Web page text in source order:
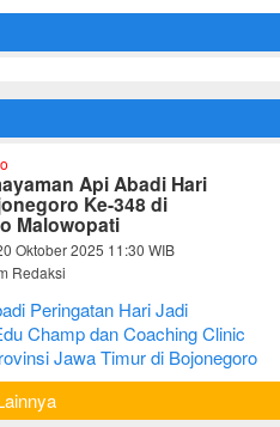
Api Abadi Hari
Ke-348 di
Malowopati
Oktober 2025 11:30 WIB
Redaksi
Peringatan Hari Jadi
Champ dan Coaching Clinic
Jawa Timur di Bojonegoro